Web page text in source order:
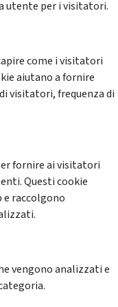
utente per i visitatori.
come i visitatori
aiutano a fornire
visitatori, frequenza di
fornire ai visitatori
Questi cookie
raccolgono
vengono analizzati e